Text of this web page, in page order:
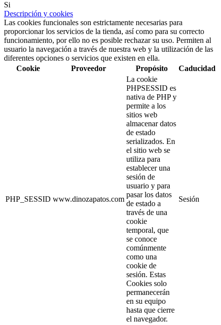
Si
Descripción y cookies
Las cookies funcionales son estrictamente necesarias para
proporcionar los servicios de la tienda, así como para su correcto
funcionamiento, por ello no es posible rechazar su uso. Permiten al
usuario la navegación a través de nuestra web y la utilización de las
diferentes opciones o servicios que existen en ella.
Cookie
Proveedor Propósito Caducidad
PHP_SESSID www.dinozapatos.com
La cookie
PHPSESSID es
nativa de PHP y
permite a los
sitios web
almacenar datos
de estado
serializados. En
el sitio web se
utiliza para
establecer una
sesión de
usuario y para
pasar los datos
de estado a
través de una
cookie
temporal, que
se conoce
comúnmente
como una
cookie de
sesión. Estas
Cookies solo
permanecerán
en su equipo
hasta que cierre
el navegador.
Sesión